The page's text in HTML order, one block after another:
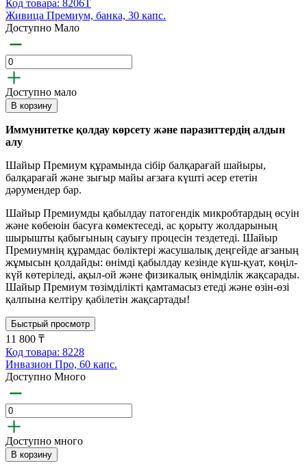
Код товара: 8206T
Живица Премиум, банка, 30 капс.
Доступно Мало
Доступно мало
В корзину
Иммунитетке қолдау көрсету және паразиттердің алдын
алу
Шайыр Премиум құрамында сібір балқарағай шайыры,
балқарағай және зығыр майы ағзаға күшті әсер ететін
дәрумендер бар.
Шайыр Премиумды қабылдау патогендік микробтардың өсуін
және көбеюін басуға көмектеседі, ас қорыту жолдарының
шырышты қабығының сауығу процесін тездетеді. Шайыр
Премиумнің құрамдас бөліктері жасушалық деңгейде ағзаның
жұмысын қолдайды: өнімді қабылдау кезінде күш-қуат, көңіл-
күй көтеріледі, ақыл-ой және физикалық өнімділік жақсарады.
Шайыр Премиум төзімділікті қамтамасыз етеді және өзін-өзі
қалпына келтіру қабілетін жақсартады!
Быстрый просмотр
11 800 ₸
Код товара: 8228
Инвазион Про, 60 капс.
Доступно Много
Доступно много
В корзину